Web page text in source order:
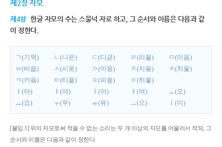
제2장 자모
제4항 한글 자모의 수는 스물넉 자로 하고, 그 순서와 이름은 다음과 같
이 정한다.
ㄱ(기역) ㄴ(니은) ㄷ(디귿) ㄹ(리을)
ㅁ(미음)
ㅂ(비읍)
ㅅ(시옷) ㅇ(이응) ㅈ(지읒)
ㅊ(치읓)
ㅋ(키읔)
ㅌ(티읕) ㅍ(피읖)
ㅎ(히읗)
ㅏ(아)
ㅑ(야) ㅓ(어) ㅕ(여)
ㅗ(오)
ㅛ(요)
ㅜ(우) ㅠ(유) ㅡ(으) ㅣ(이)
[붙임 1] 위의 자모로써 적을 수 없는 소리는 두 개 이상의 자모를 어울러서 적되, 그
순서와 이름은 다음과 같이 정한다.